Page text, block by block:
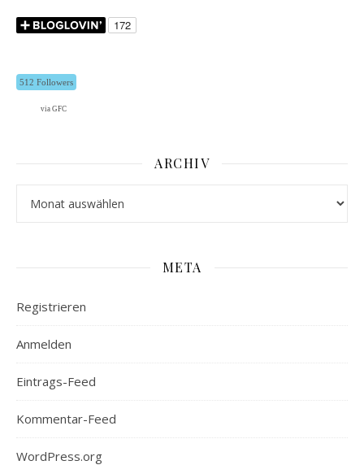
512 Followers
via GFC
ARCHIV
META
Registrieren
Anmelden
Eintrags-Feed
Kommentar-Feed
WordPress.org